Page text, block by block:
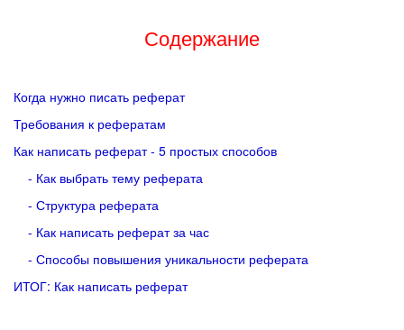
Содержание
Когда нужно писать реферат
Требования к рефератам
Как написать реферат - 5 простых способов
- Как выбрать тему реферата
- Структура реферата
- Как написать реферат за час
- Способы повышения уникальности реферата
ИТОГ: Как написать реферат